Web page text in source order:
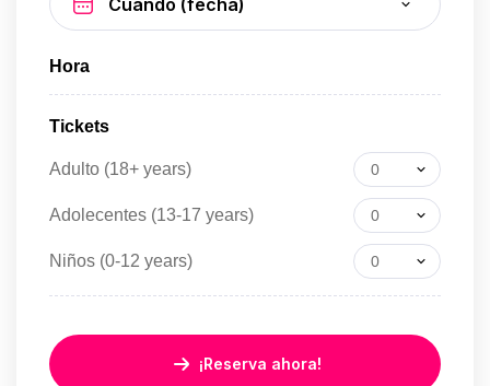
Hora
Tickets
Adulto (18+ years) 0
Adolecentes (13-17 years) 0
Niños (0-12 years) 0
¡Reserva ahora!